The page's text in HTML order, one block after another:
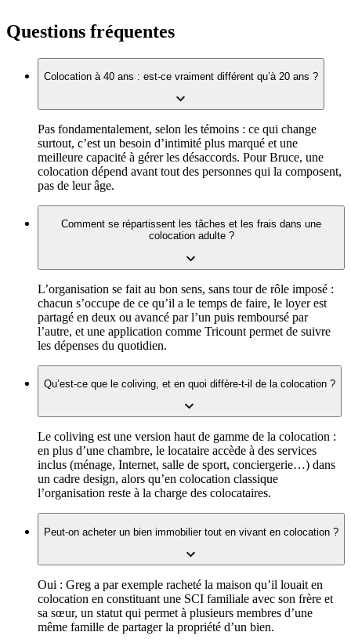
Questions fréquentes
Colocation à 40 ans : est-ce vraiment différent qu’à 20 ans ?
Pas fondamentalement, selon les témoins : ce qui change
surtout, c’est un besoin d’intimité plus marqué et une
meilleure capacité à gérer les désaccords. Pour Bruce, une
colocation dépend avant tout des personnes qui la composent,
pas de leur âge.
Comment se répartissent les tâches et les frais dans une
colocation adulte ?
L’organisation se fait au bon sens, sans tour de rôle imposé :
chacun s’occupe de ce qu’il a le temps de faire, le loyer est
partagé en deux ou avancé par l’un puis remboursé par
l’autre, et une application comme Tricount permet de suivre
les dépenses du quotidien.
Qu’est-ce que le coliving, et en quoi diffère-t-il de la colocation ?
Le coliving est une version haut de gamme de la colocation :
en plus d’une chambre, le locataire accède à des services
inclus (ménage, Internet, salle de sport, conciergerie…) dans
un cadre design, alors qu’en colocation classique
l’organisation reste à la charge des colocataires.
Peut-on acheter un bien immobilier tout en vivant en colocation ?
Oui : Greg a par exemple racheté la maison qu’il louait en
colocation en constituant une SCI familiale avec son frère et
sa sœur, un statut qui permet à plusieurs membres d’une
même famille de partager la propriété d’un bien.